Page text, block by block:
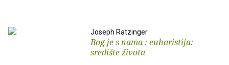
Joseph Ratzinger
Bog je s nama : euharistija:
središte života